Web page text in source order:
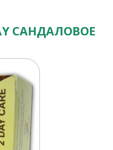
САНДАЛОВОЕ